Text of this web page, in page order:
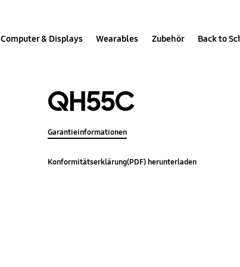
Computer & Displays Wearables Zubehör Back to
QH55C
Garantieinformationen
Konformitätserklärung(PDF) herunterladen